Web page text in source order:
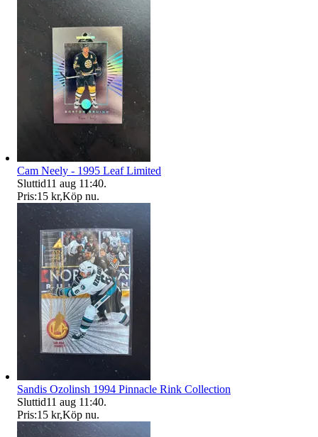
Cam Neely - 1995 Leaf Limited
Sluttid11 aug 11:40.
Pris:15 kr,Köp nu.
Sandis Ozolinsh 1994 Pinnacle Rink Collection
Sluttid11 aug 11:40.
Pris:15 kr,Köp nu.